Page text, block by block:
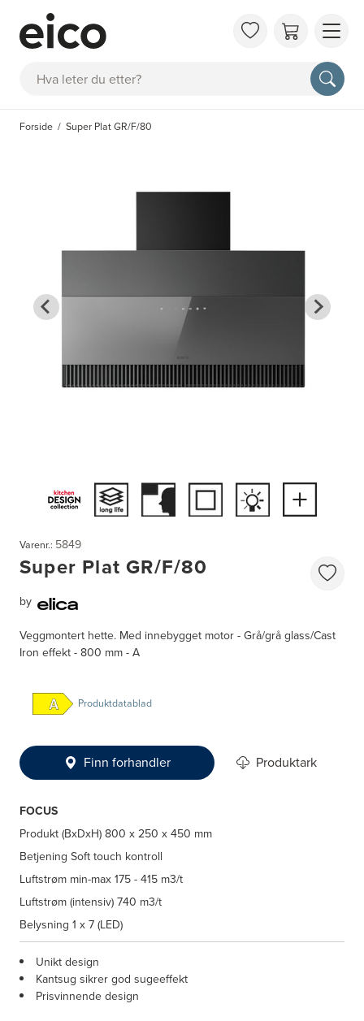
Søk
OM
FAQ
Forside Super Plat GR/F/80
Varenr.: 5849
Super Plat GR/F/80
by
Veggmontert hette. Med innebygget motor - Grå/grå glass/Cast
Iron effekt - 800 mm - A
Produktdatablad
Finn forhandler Produktark
FOCUS
Produkt (BxDxH)800 x 250 x 450 mm
Betjening Soft touch kontroll
Luftstrøm min-max175 - 415 m3/t
Luftstrøm (intensiv)740 m3/t
Belysning 1 x 7 (LED)
Unikt design
Kantsug sikrer god sugeeffekt
Prisvinnende design